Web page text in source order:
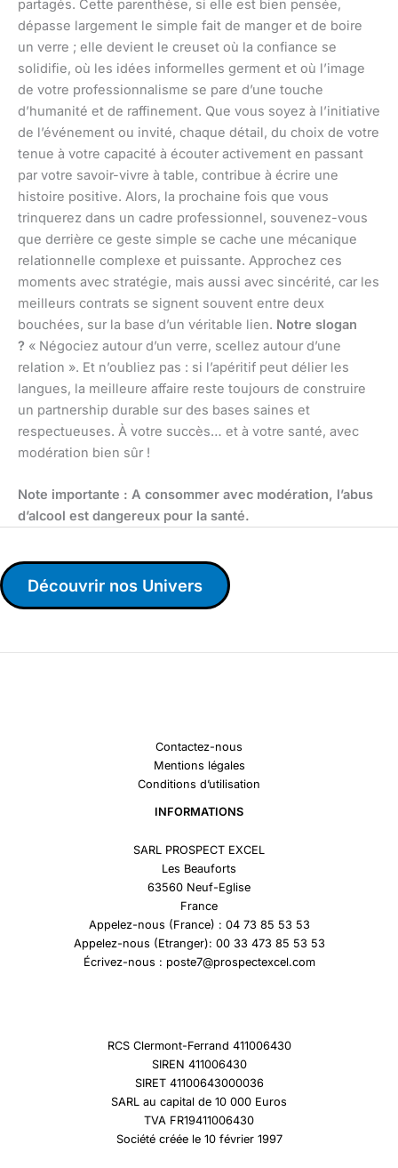
partagés. Cette parenthèse, si elle est bien pensée,
dépasse largement le simple fait de manger et de boire
un verre ; elle devient le creuset où la confiance se
solidifie, où les idées informelles germent et où l’image
de votre professionnalisme se pare d’une touche
d’humanité et de raffinement. Que vous soyez à l’initiative
de l’événement ou invité, chaque détail, du choix de votre
tenue à votre capacité à écouter activement en passant
par votre savoir-vivre à table, contribue à écrire une
histoire positive. Alors, la prochaine fois que vous
trinquerez dans un cadre professionnel, souvenez-vous
que derrière ce geste simple se cache une mécanique
relationnelle complexe et puissante. Approchez ces
moments avec stratégie, mais aussi avec sincérité, car les
meilleurs contrats se signent souvent entre deux
bouchées, sur la base d’un véritable lien. Notre slogan
? « Négociez autour d’un verre, scellez autour d’une
relation ». Et n’oubliez pas : si l’apéritif peut délier les
langues, la meilleure affaire reste toujours de construire
un partnership durable sur des bases saines et
respectueuses. À votre succès… et à votre santé, avec
modération bien sûr !
Note importante : A consommer avec modération, l’abus
d’alcool est dangereux pour la santé.
Découvrir nos Univers
Contactez-nous
Mentions légales
Conditions d’utilisation
INFORMATIONS
SARL PROSPECT EXCEL
Les Beauforts
63560 Neuf-Eglise
France
Appelez-nous (France) : 04 73 85 53 53
Appelez-nous (Etranger): 00 33 473 85 53 53
Écrivez-nous : poste7@prospectexcel.com
RCS Clermont-Ferrand 411006430
SIREN 411006430
SIRET 41100643000036
SARL au capital de 10 000 Euros
TVA FR19411006430
Société créée le 10 février 1997